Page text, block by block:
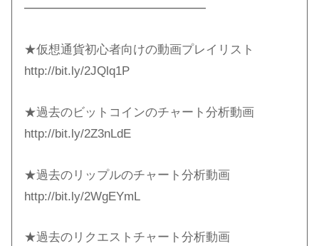
━━━━━━━━━━━━━━━
★仮想通貨初心者向けの動画プレイリスト
http://bit.ly/2JQlq1P​
★過去のビットコインのチャート分析動画
http://bit.ly/2Z3nLdE​
★過去のリップルのチャート分析動画
http://bit.ly/2WgEYmL​
★過去のリクエストチャート分析動画